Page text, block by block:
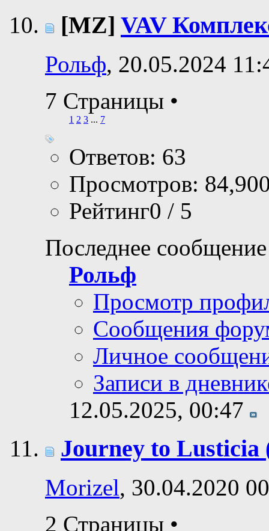
[MZ] VAV
Рольф, 20.05.2024
7 Страницы •
1 2 3 ... 7
Ответов: 63
Просмотров:
Рейтинг0 / 5
Последнее
Рольф
Просмотр
Сообщения
Личное
Записи в
12.05.2025, 00:47
Journey to Lusticia
Morizel, 30.04.2020
2 Страницы •